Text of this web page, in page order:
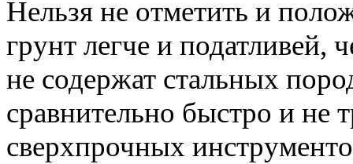
Нельзя не отметить и
грунт легче и податливей,
не содержат стальных
сравнительно быстро и не
сверхпрочных